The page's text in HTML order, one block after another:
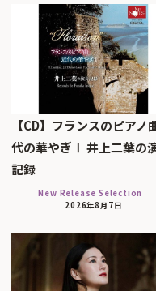
【CD】フランスのピアノ
代の華やぎⅠ 井上二葉の
記録
New Release Selection
2026年8月7日